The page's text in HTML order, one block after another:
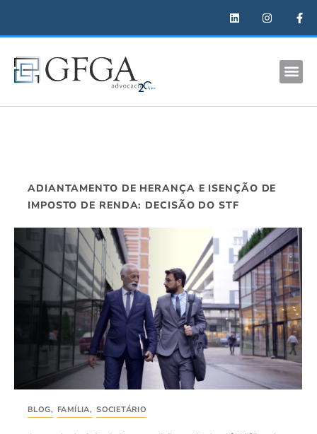
ADIANTAMENTO DE HERANÇA E ISENÇÃO DE
IMPOSTO DE RENDA: DECISÃO DO STF
BLOG, FAMÍLIA, SOCIETÁRIO